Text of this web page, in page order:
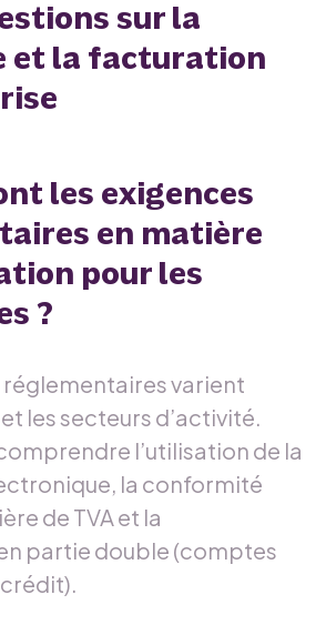
sur la
et la facturation
les exigences
en matière
pour les
?
réglementaires varient
les secteurs d’activité.
l’utilisation de la
la conformité
de TVA et la
partie double (comptes